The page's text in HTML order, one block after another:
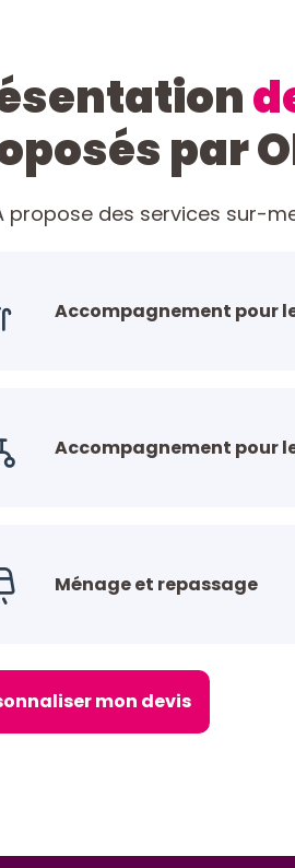
par
propose des services sur-
Accompagnement pour
Accompagnement pour
Ménage et repassage
mon devis